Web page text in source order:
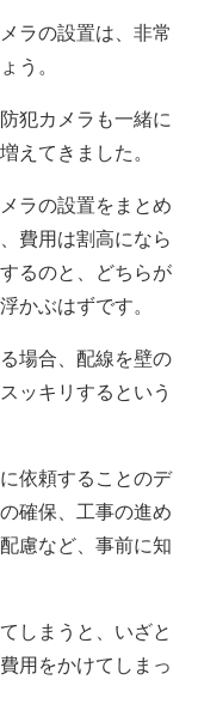
ラの設置は、非常
う。
犯カメラも一緒に
えてきました。
ラの設置をまとめ
費用は割高になら
るのと、どちらが
かぶはずです。
場合、配線を壁の
ッキリするという
依頼することのデ
確保、工事の進め
慮など、事前に知
しまうと、いざと
用をかけてしまっ